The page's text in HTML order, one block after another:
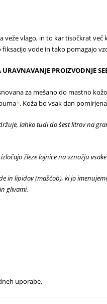
veže vlago, in to kar tisočkrat
vode in tako pomagajo
URAVNAVANJE PROIZVODNJE
za mešano do mastno
*. Koža bo vsak dan
lahko tudi do šest litrov na
žleze lojnice na vznožju
in lipidov (maščob), ki jo
glivami.
uporabe.